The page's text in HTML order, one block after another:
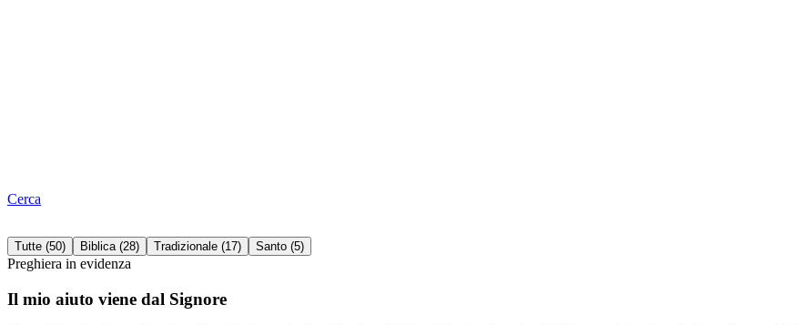
Cerca
Tutte (50) Biblica(28) Tradizionale (17) Santo (5)
Preghiera in evidenza
Il mio aiuto viene dal Signore